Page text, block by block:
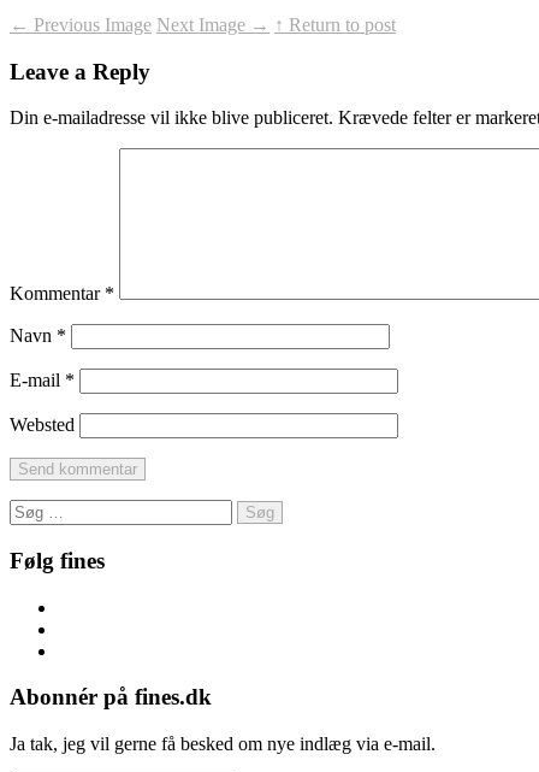
← Previous Image Next Image → ↑ Return to post
Leave a Reply
Din e-mailadresse vil ikke blive publiceret. Krævede felter er
Kommentar *
Navn *
E-mail *
Websted
Søg
efter:
Følg fines
Abonnér på fines.dk
Ja tak, jeg vil gerne få besked om nye indlæg via e-mail.